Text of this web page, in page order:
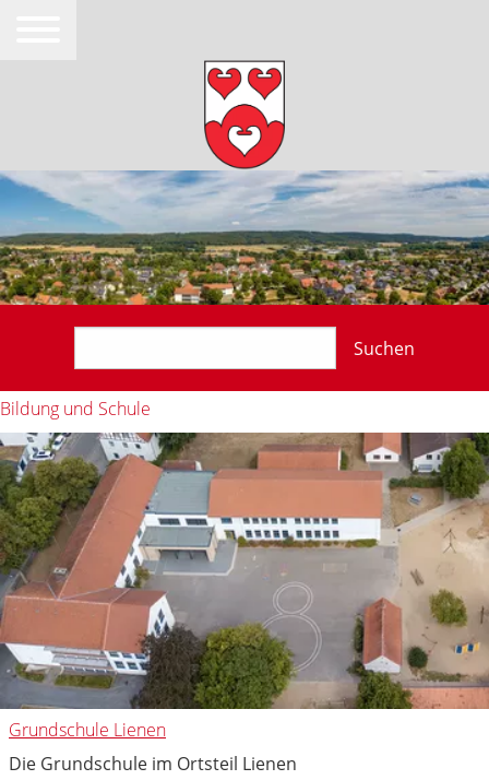
Suchen
Bildung und Schule
Grundschule Lienen
Die Grundschule im Ortsteil Lienen